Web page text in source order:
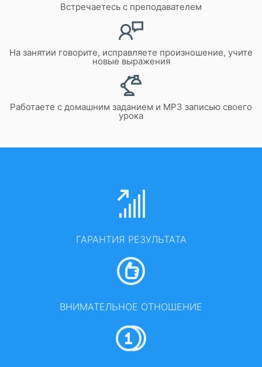
Встречаетесь с преподавателем
На занятии говорите, исправляете произношение, учите
новые выражения
Работаете с домашним заданием и MP3 записью своего
урока
ГАРАНТИЯ РЕЗУЛЬТАТА
ВНИМАТЕЛЬНОЕ ОТНОШЕНИЕ